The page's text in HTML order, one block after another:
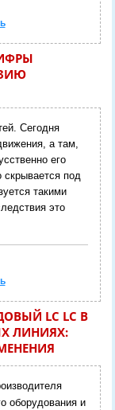
Сегодня
а там,
его
скрывается под
такими
это
LC LC В
ЛИНИЯХ:
оборудования и